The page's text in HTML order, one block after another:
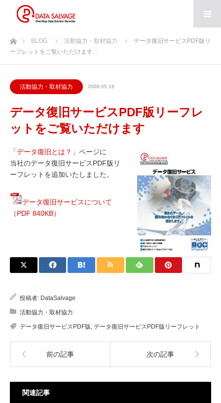
ホームBLOG 活動協力・取材協力
データ復旧サービスPDF版リ
ーフレットをご覧いただけます…
活動協力・取材協力 2008.05.16
データ復旧サービスPDF版リーフレ
ットをご覧いただけます
「データ復旧とは？ 」ページに
当社のデータ復旧サービスPDF版リ
ーフレットを追加いたしました。
データ復旧サービスについて
（PDF 840KB）
投稿者: DataSalvage
活動協力・取材協力
データ復旧サービスPDF版, データ復旧サービスPDF版リーフレット
前の記事 次の記事
関連記事